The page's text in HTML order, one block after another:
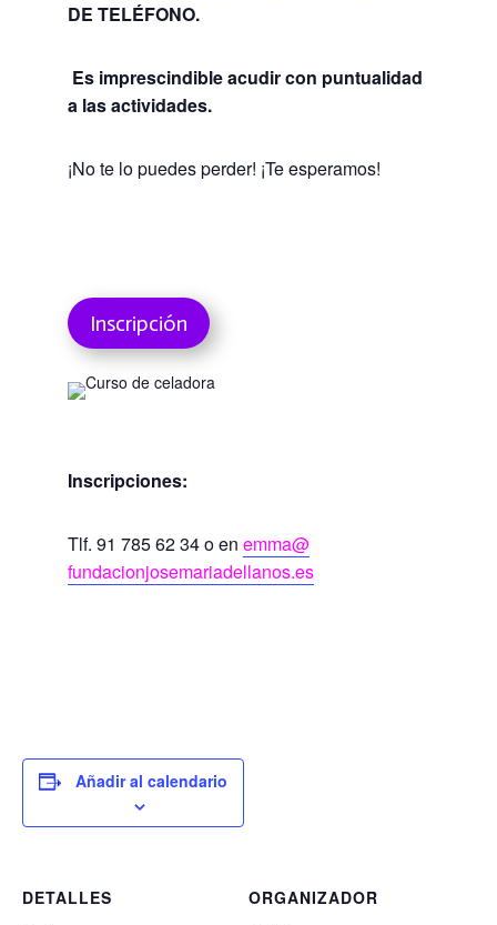
DE TELÉFONO.
Es imprescindible acudir con puntualidad
a las actividades.
¡No te lo puedes perder! ¡Te esperamos!
Inscripción
Inscripciones:
Tlf. 91 785 62 34 o en emma@
fundacionjosemariadellanos.es
Añadir al calendario
DETALLES
ORGANIZADOR